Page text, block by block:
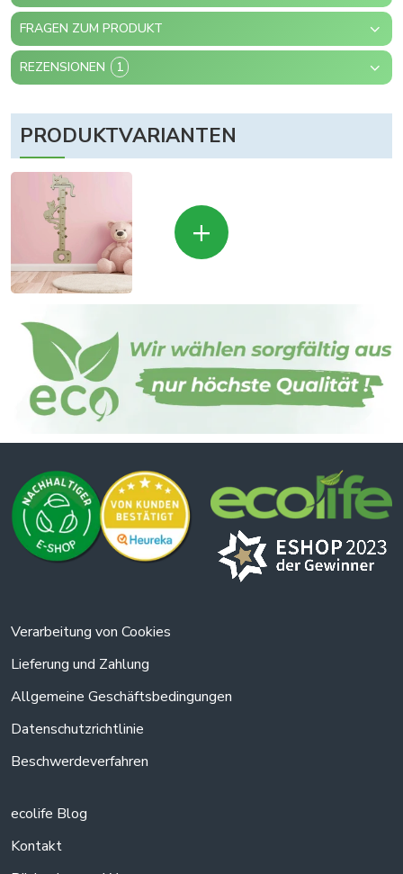
FRAGEN ZUM PRODUKT
REZENSIONEN 1
PRODUKTVARIANTEN
+
Verarbeitung von Cookies
Lieferung und Zahlung
Allgemeine Geschäftsbedingungen
Datenschutzrichtlinie
Beschwerdeverfahren
ecolife Blog
Kontakt